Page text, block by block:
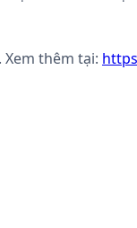
thêm tại: